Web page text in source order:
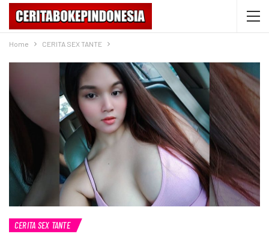
Home CERITA SEX TANTE
CERITA SEX TANTE